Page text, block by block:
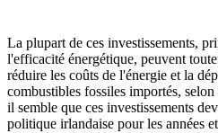
La plupart de ces investissements,
l'efficacité énergétique, peuvent
réduire les coûts de l'énergie et la
combustibles fossiles importés,
il semble que ces investissements
politique irlandaise pour les années